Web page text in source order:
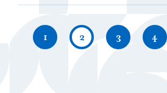
1 2 3 4